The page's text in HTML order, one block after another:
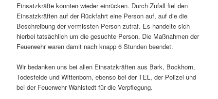
Einsatzkräfte konnten wieder einrücken. Durch Zufall fiel den
Einsatzkräften auf der Rückfahrt eine Person auf, auf die die
Beschreibung der vermissten Person zutraf. Es handelte sich
hierbei tatsächlich um die gesuchte Person. Die Maßnahmen der
Feuerwehr waren damit nach knapp 6 Stunden beendet.
Wir bedanken uns bei allen Einsatzkräften aus Bark, Bockhorn,
Todesfelde und Wittenborn, ebenso bei der TEL, der Polizei und
bei der Feuerwehr Wahlstedt für die Verpflegung.